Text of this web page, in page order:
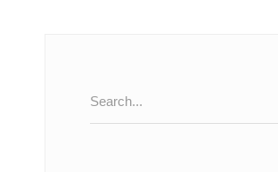
for: